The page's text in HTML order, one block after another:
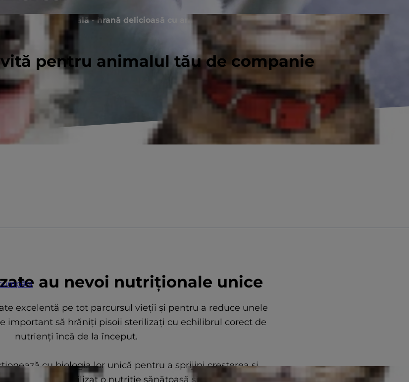
pentru animalul tău de companie
o nutriție specială - hrană delicioasă cu amestecul potrivit de nutrienți și
au nevoi nutriționale unice
excelentă pe tot parcursul vieții și pentru a reduce unele
important să hrăniți pisoii sterilizați cu echilibrul corect de
nutrienți încă de la început.
cu biologia lor unică pentru a sprijini creșterea și
pisoiului tău sterilizat o nutriție sănătoasă și 100% echilibrată